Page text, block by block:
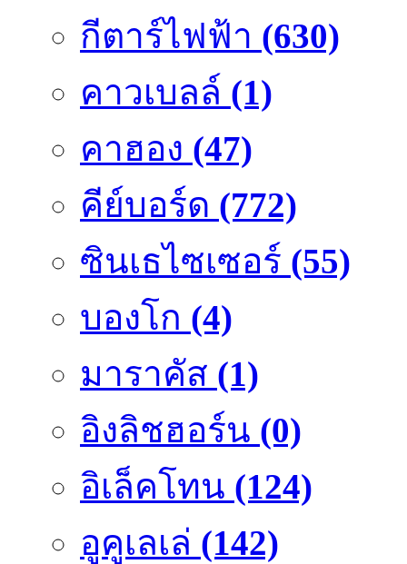
กีตาร์ไฟฟ้า (630)
คาวเบลล์ (1)
คาฮอง (47)
คีย์บอร์ด (772)
ซินเธไซเซอร์ (55)
บองโก (4)
มาราคัส (1)
อิงลิชฮอร์น (0)
อิเล็คโทน (124)
อูคูเลเล่ (142)